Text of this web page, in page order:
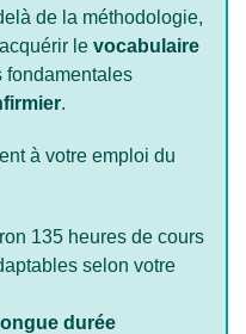
de la méthodologie,
le vocabulaire
fondamentales
.
à votre emploi du
135 heures de cours
selon votre
durée